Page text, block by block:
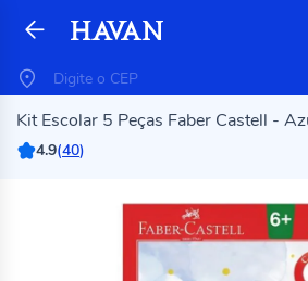
Kit Escolar 5 Peças Faber Castell -
4.9(40)